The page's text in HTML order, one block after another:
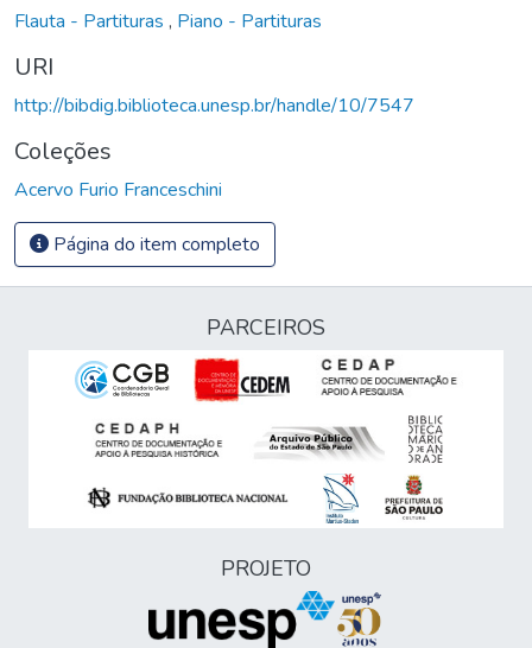
Flauta - Partituras , Piano - Partituras
URI
http://bibdig.biblioteca.unesp.br/handle/10/7547
Coleções
Acervo Furio Franceschini
Página do item completo
PARCEIROS
PROJETO